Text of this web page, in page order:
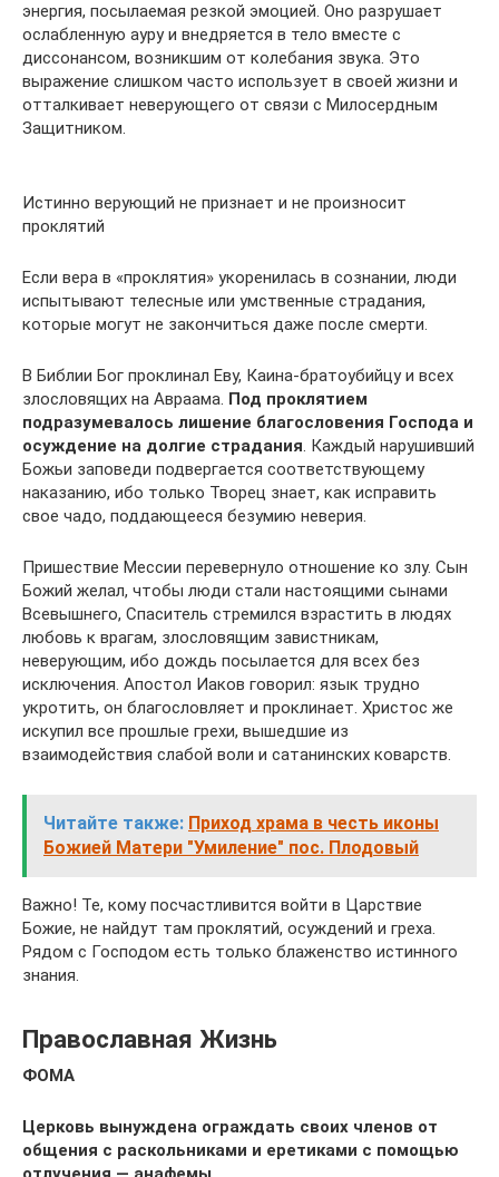
энергия, посылаемая резкой эмоцией. Оно разрушает
ослабленную ауру и внедряется в тело вместе с
диссонансом, возникшим от колебания звука. Это
выражение слишком часто использует в своей жизни и
отталкивает неверующего от связи с Милосердным
Защитником.
Истинно верующий не признает и не произносит
проклятий
Если вера в «проклятия» укоренилась в сознании, люди
испытывают телесные или умственные страдания,
которые могут не закончиться даже после смерти.
В Библии Бог проклинал Еву, Каина-братоубийцу и всех
злословящих на Авраама. Под проклятием
подразумевалось лишение благословения Господа и
осуждение на долгие страдания. Каждый нарушивший
Божьи заповеди подвергается соответствующему
наказанию, ибо только Творец знает, как исправить
свое чадо, поддающееся безумию неверия.
Пришествие Мессии перевернуло отношение ко злу. Сын
Божий желал, чтобы люди стали настоящими сынами
Всевышнего, Спаситель стремился взрастить в людях
любовь к врагам, злословящим завистникам,
неверующим, ибо дождь посылается для всех без
исключения. Апостол Иаков говорил: язык трудно
укротить, он благословляет и проклинает. Христос же
искупил все прошлые грехи, вышедшие из
взаимодействия слабой воли и сатанинских коварств.
Читайте также: Приход храма в честь иконы
Божией Матери "Умиление" пос. Плодовый
Важно! Те, кому посчастливится войти в Царствие
Божие, не найдут там проклятий, осуждений и греха.
Рядом с Господом есть только блаженство истинного
знания.
Православная Жизнь
ФОМА
Церковь вынуждена ограждать своих членов от
общения с раскольниками и еретиками с помощью